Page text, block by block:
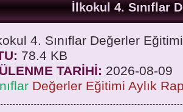
İlkokul 4. Sınıflar
4. Sınıflar Değerler
78.4 KB
TARİHİ: 2026-08-09
Değerler Eğitimi Aylık